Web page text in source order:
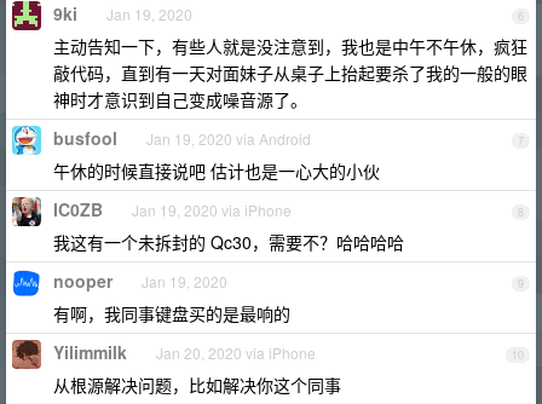
6
9ki Jan 19, 2020
主动告知一下，有些人就是没注意到，我也是中午不午休，疯狂
敲代码，直到有一天对面妹子从桌子上抬起要杀了我的一般的眼
神时才意识到自己变成噪音源了。
7
busfool Jan 19, 2020 via Android
午休的时候直接说吧 估计也是一心大的小伙
8
IC0ZB Jan 19, 2020 via iPhone
我这有一个未拆封的 Qc30，需要不？哈哈哈哈
9
nooper Jan 19, 2020
有啊，我同事键盘买的是最响的
10
Yilimmilk Jan 20, 2020 via iPhone
从根源解决问题，比如解决你这个同事